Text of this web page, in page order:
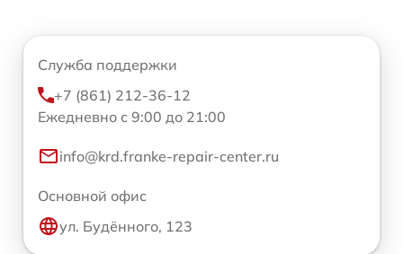
Служба поддержки
+7 (861) 212-36-12
Ежедневно с 9:00 до 21:00
info@krd.franke-repair-center.ru
Основной офис
ул. Будённого, 123